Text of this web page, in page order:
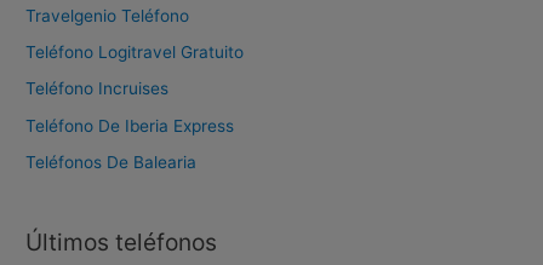
:
Travelgenio Teléfono
Teléfono Logitravel Gratuito
Teléfono Incruises
Teléfono De Iberia Express
Teléfonos De Balearia
Últimos teléfonos